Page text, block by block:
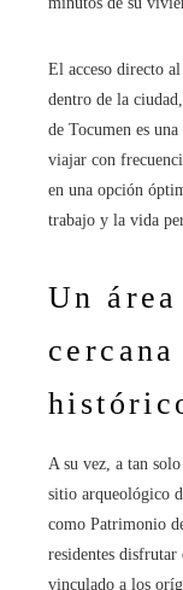
El acceso directo
dentro de la
de Tocumen es
viajar con
en una opción
trabajo y la vida
Un
A su vez, a tan
sitio arqueológico
como Patrimonio
residentes disfrutar
vinculado a los